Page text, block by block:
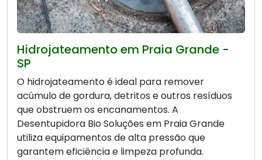
Hidrojateamento em Praia Grande -
SP
O hidrojateamento é ideal para remover
acúmulo de gordura, detritos e outros resíduos
que obstruem os encanamentos. A
Desentupidora Bio Soluções em Praia Grande
utiliza equipamentos de alta pressão que
garantem eficiência e limpeza profunda.